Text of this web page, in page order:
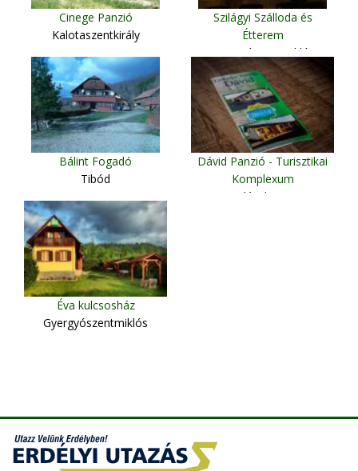
Cinege Panzió
Kalotaszentkirály
Szilágyi Szálloda és
Étterem
Gyergyószentmiklós
Bálint Fogadó
Tibód
Dávid Panzió - Turisztikai
Komplexum
Szilágybagos
Éva kulcsosház
Gyergyószentmiklós